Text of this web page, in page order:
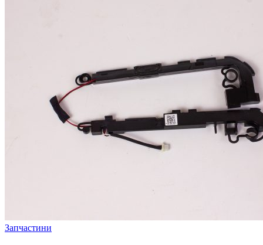
Запчастини